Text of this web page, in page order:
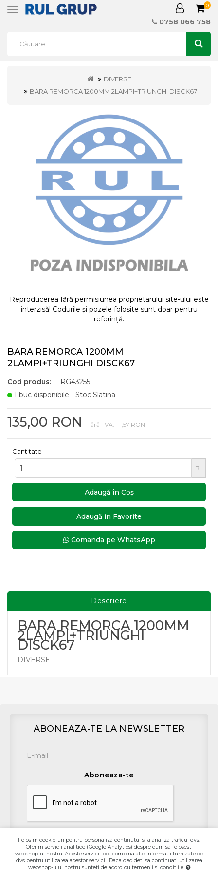
Toggle
0
0758 066 758
DIVERSE
BARA REMORCA 1200MM 2LAMPI+TRIUNGHI DISCK67
Reproducerea fără permisiunea proprietarului site-ului este
interzisă! Codurile și pozele folosite sunt doar pentru
referință.
BARA REMORCA 1200MM
2LAMPI+TRIUNGHI DISCK67
Cod produs:
RG43255
1 buc disponibile - Stoc Slatina
135,00 RON Fără TVA: 111,57 RON
Cantitate
B
Adaugă în Coş
Adaugă in Favorite
Comanda pe WhatsApp
Descriere
BARA REMORCA 1200MM
2LAMPI+TRIUNGHI
DISCK67
DIVERSE
ABONEAZA-TE LA NEWSLETTER
Aboneaza-te
Contact
Folosim cookie-uri pentru personaliza continutul si a analiza traficul dvs.
Oferim servicii analitice (Google Analytics) despre cum sa folosesti
webshop-ul nostru. Aceste servicii pot combina alte informatii furnizate de
dvs pentru utilizarea acestor servicii. Daca decideti sa continuati utilizarea
webshop-ului nostru sunteti de acord cu termenii si conditiile.